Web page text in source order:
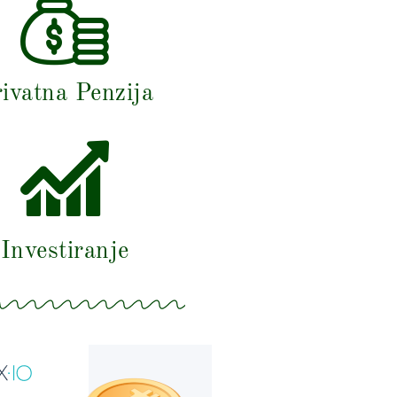
Penzija
Investiranje